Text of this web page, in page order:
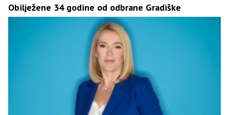
Obilježene 34 godine od odbrane Gradiške